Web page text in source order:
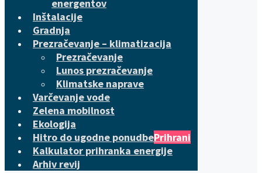
energentov
Inštalacije
Gradnja
Prezračevanje – klimatizacija
Prezračevanje
Lunos prezračevanje
Klimatske naprave
Varčevanje vode
Zelena mobilnost
Ekologija
Hitro do ugodne ponudbePrihrani
Kalkulator prihranka energije
Arhiv revij